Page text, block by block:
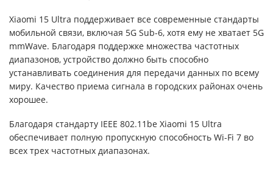
Xiaomi 15 Ultra поддерживает все современные стандарты
мобильной связи, включая 5G Sub-6, хотя ему не хватает 5G
mmWave. Благодаря поддержке множества частотных
диапазонов, устройство должно быть способно
устанавливать соединения для передачи данных по всему
миру. Качество приема сигнала в городских районах очень
хорошее.
Благодаря стандарту IEEE 802.11be Xiaomi 15 Ultra
обеспечивает полную пропускную способность Wi-Fi 7 во
всех трех частотных диапазонах.